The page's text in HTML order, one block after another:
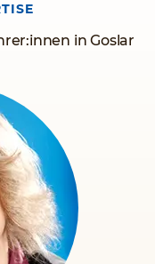
in Goslar